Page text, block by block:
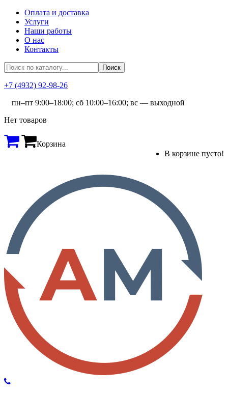
Оплата и доставка
Услуги
Наши работы
О нас
Контакты
+7 (4932) 92-98-26
пн–пт 9:00–18:00; сб 10:00–16:00; вс — выходной
Нет товаров
Корзина
В корзине пусто!